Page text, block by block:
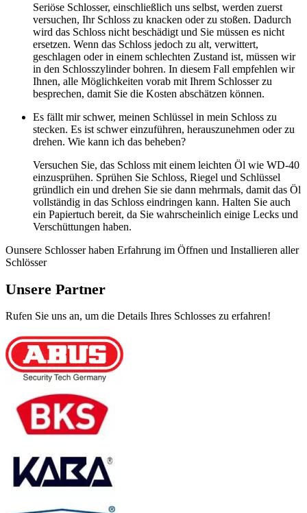
Seriöse Schlosser, einschließlich uns selbst, werden zuerst
versuchen, Ihr Schloss zu knacken oder zu stoßen. Dadurch
wird das Schloss nicht beschädigt und Sie müssen es nicht
ersetzen. Wenn das Schloss jedoch zu alt, verwittert,
geschlagen oder in einem schlechten Zustand ist, müssen wir
in den Schlosszylinder bohren. In diesem Fall empfehlen wir
Ihnen, alle Möglichkeiten vorab mit Ihrem Schlosser zu
besprechen, damit Sie die Kosten abschätzen können.
Es fällt mir schwer, meinen Schlüssel in mein Schloss zu
stecken. Es ist schwer einzuführen, herauszunehmen oder zu
drehen. Wie kann ich das beheben?
Versuchen Sie, das Schloss mit einem leichten Öl wie WD-40
einzusprühen. Sprühen Sie Schloss, Riegel und Schlüssel
gründlich ein und drehen Sie sie dann mehrmals, damit das Öl
vollständig in das Schloss eindringen kann. Halten Sie auch
ein Papiertuch bereit, da Sie wahrscheinlich einige Lecks und
Verschüttungen haben.
Ounsere Schlosser haben Erfahrung im Öffnen und Installieren aller
Schlösser
Unsere Partner
Rufen Sie uns an, um die Details Ihres Schlosses zu erfahren!